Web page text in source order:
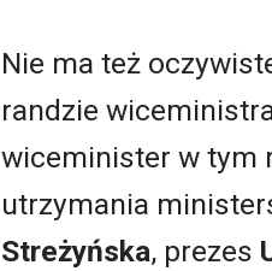
Nie ma też
randzie
wiceminister w tym
utrzymania
Streżyńska, prezes